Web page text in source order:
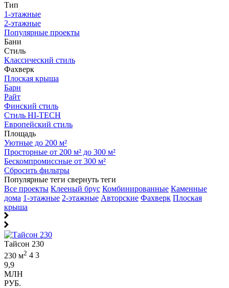
Тип
1-этажные
2-этажные
Популярные проекты
Бани
Стиль
Классический стиль
Фахверк
Плоская крыша
Барн
Райт
Финский стиль
Стиль HI-TECH
Европейский стиль
Площадь
Уютные до 200 м²
Просторные от 200 м² до 300 м²
Бескомпромиссные от 300 м²
Сбросить фильтры
Популярные теги свернуть теги
Все проекты Клееный брус Комбинированные Каменные
дома 1-этажные 2-этажные Авторские Фахверк Плоская
крыша
Тайсон 230
230 м2 4 3
9,9
МЛН
РУБ.